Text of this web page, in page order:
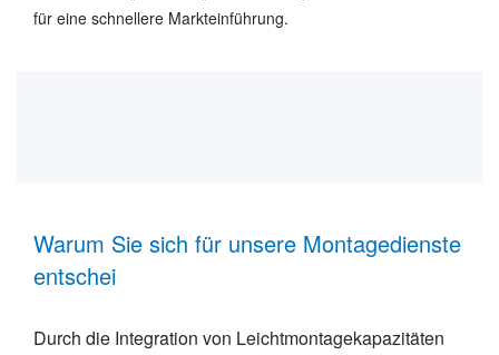
für eine schnellere Markteinführung.
Warum Sie sich für unsere Montagedienste
entschei
Durch die Integration von Leichtmontagekapazitäten